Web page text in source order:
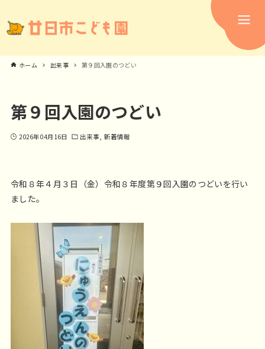
ホーム 出来事 第９回入園のつどい
第９回入園のつどい
2026年04月16日 出来事 新着情報
令和８年４月３日（金）令和８年度第９回入園のつどいを行い
ました。